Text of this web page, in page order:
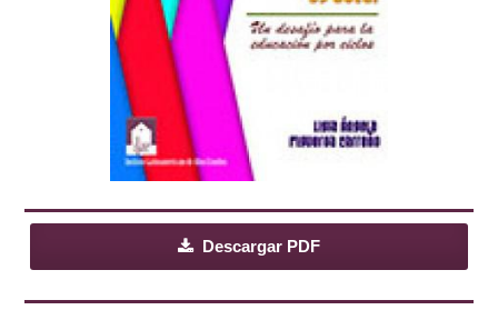
Descargar PDF